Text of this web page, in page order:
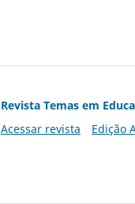
Revista Temas em
Acessar revista
Edição